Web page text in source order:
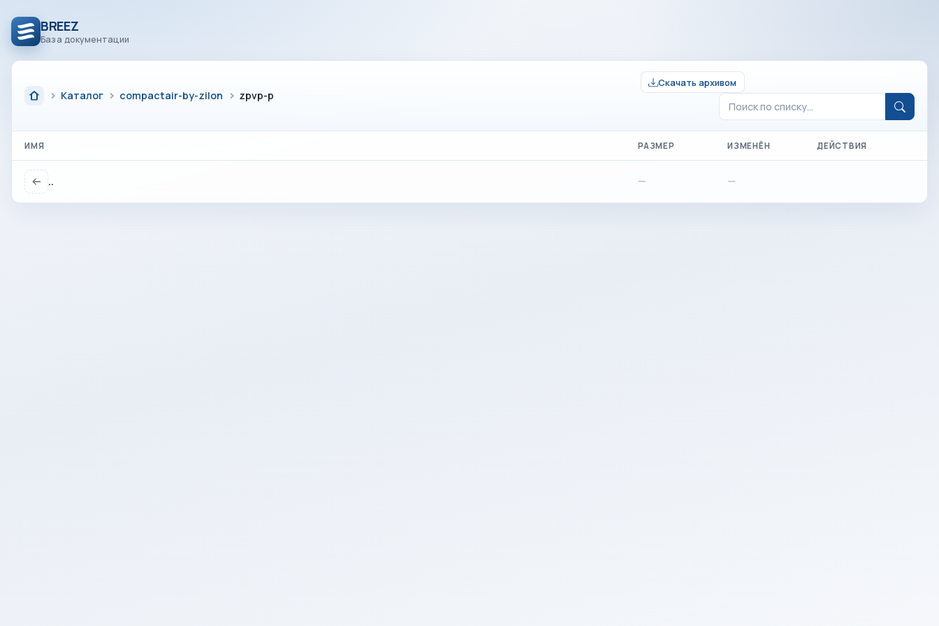
BREEZ
База документации
Каталог compactair-by-zilon zpvp-p
Скачать архивом
ИМЯ РАЗМЕР ИЗМЕНЁН ДЕЙСТВИЯ
.. — —